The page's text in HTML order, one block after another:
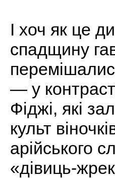
І хоч як це
спадщину
— у
Фіджі, які
культ
арійського
«дівиць-